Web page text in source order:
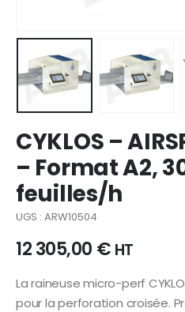
CYKLOS –
– Format A2,
feuilles/h
UGS : ARW10504
12 305,00 € HT
La raineuse micro-perf
pour la perforation croisée.